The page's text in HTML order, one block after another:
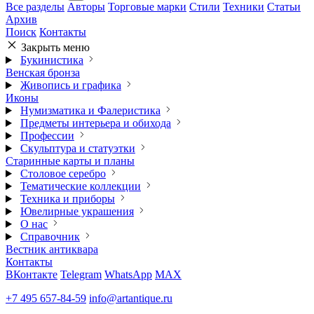
Все разделы Авторы Торговые марки Стили Техники Статьи
Архив
Поиск Контакты
Закрыть меню
Букинистика
Венская бронза
Живопись и графика
Иконы
Нумизматика и Фалеристика
Предметы интерьера и обихода
Профессии
Скульптура и статуэтки
Старинные карты и планы
Столовое серебро
Тематические коллекции
Техника и приборы
Ювелирные украшения
О нас
Справочник
Вестник антиквара
Контакты
ВКонтакте Telegram WhatsApp MAX
+7 495 657-84-59 info@artantique.ru